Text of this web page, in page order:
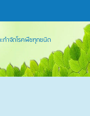
กำจัดโรคพืชทุกชนิด